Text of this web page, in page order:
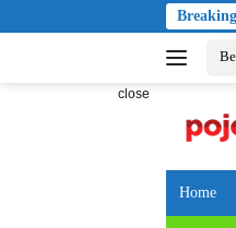
to
close
Home